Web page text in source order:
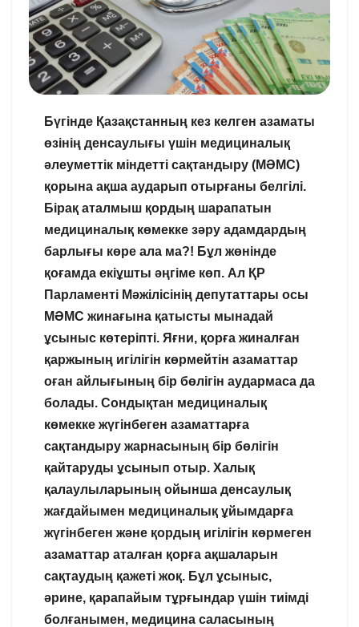
Бүгінде Қазақстанның кез келген азаматы
өзінің денсаулығы үшін медициналық
әлеуметтік міндетті сақтандыру (МӘМС)
қорына ақша аударып отырғаны белгілі.
Бірақ аталмыш қордың шарапатын
медициналық көмекке зәру адамдардың
барлығы көре ала ма?! Бұл жөнінде
қоғамда екіұшты әңгіме көп. Ал ҚР
Парламенті Мәжілісінің депутаттары осы
МӘМС жинағына қатысты мынадай
ұсыныс көтеріпті. Яғни, қорға жиналған
қаржының игілігін көрмейтін азаматтар
оған айлығының бір бөлігін аудармаса да
болады. Сондықтан медициналық
көмекке жүгінбеген азаматтарға
сақтандыру жарнасының бір бөлігін
қайтаруды ұсынып отыр. Халық
қалаулыларының ойынша денсаулық
жағдайымен медициналық ұйымдарға
жүгінбеген және қордың игілігін көрмеген
азаматтар аталған қорға ақшаларын
сақтаудың қажеті жоқ. Бұл ұсыныс,
әрине, қарапайым тұрғындар үшін тиімді
болғанымен, медицина саласының